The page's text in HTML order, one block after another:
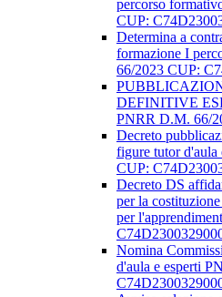
percorso
CUP:
Determina a
formazione I
66/2023 CUP:
DEFINITIVE
PNRR D.M. 66/
Decreto
figure tutor
CUP:
Decreto DS
per la
per
Nomina
d'aula e esperti